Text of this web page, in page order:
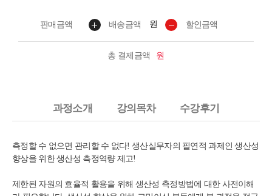
판매금액 배송금액 원 할인금액
총 결제금액 원
과정소개 강의목차 수강후기
측정할 수 없으면 관리할 수 없다! 생산실무자의 필연적 과제인 생산성
향상을 위한 생산성 측정역량 제고!
제한된 자원의 효율적 활용을 위해 생산성 측정방법에 대한 사전이해